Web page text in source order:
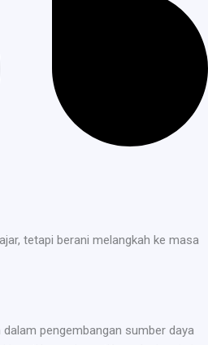
tetapi berani melangkah ke masa
pengembangan sumber daya